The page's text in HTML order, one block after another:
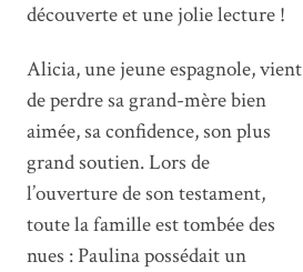
découverte et une jolie lecture !
Alicia, une jeune espagnole, vient
de perdre sa grand-mère bien
aimée, sa confidence, son plus
grand soutien. Lors de
l’ouverture de son testament,
toute la famille est tombée des
nues : Paulina possédait un